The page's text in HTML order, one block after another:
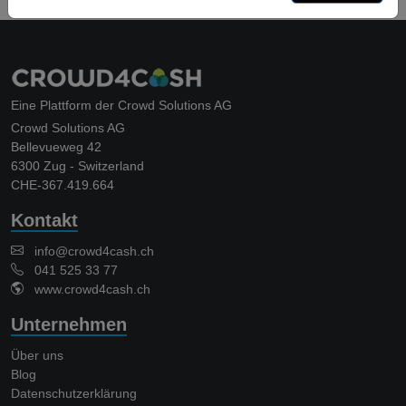
Eine Plattform der Crowd Solutions AG
Crowd Solutions AG
Bellevueweg 42
6300 Zug - Switzerland
CHE-367.419.664
Kontakt
info@crowd4cash.ch
041 525 33 77
www.crowd4cash.ch
Unternehmen
Über uns
Blog
Datenschutzerklärung